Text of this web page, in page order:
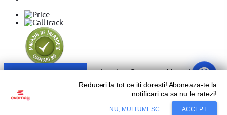
Adaugă în coș
Copyright © 2026 Evolution Systems SRL. Centrul Logistic
Apollo, Bloc C, Drumul Intre Tarlale 160 - 174, Sector 3,
Reduceri la tot ce iti doresti! Aboneaza-te la
notificari ca sa nu le ratezi!
NU, MULTUMESC ACCEPT